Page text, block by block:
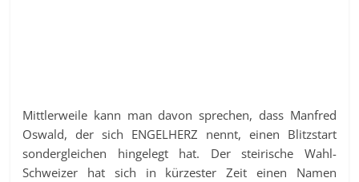
Mittlerweile kann man davon sprechen, dass Manfred
Oswald, der sich ENGELHERZ nennt, einen Blitzstart
sondergleichen hingelegt hat. Der steirische Wahl-
Schweizer hat sich in kürzester Zeit einen Namen